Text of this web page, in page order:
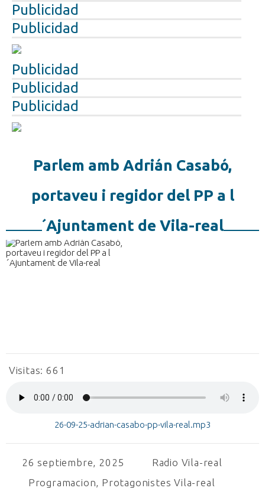
Publicidad
Publicidad
Publicidad
Publicidad
Publicidad
Parlem amb Adrián Casabó,
portaveu i regidor del PP a l
´Ajuntament de Vila-real
Visitas: 661
26-09-25-adrian-casabo-pp-vila-real.mp3
26 septiembre, 2025
Radio Vila-real
Programacion, Protagonistes Vila-real